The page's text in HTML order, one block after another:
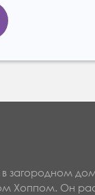
загородном
Хоппом. Он